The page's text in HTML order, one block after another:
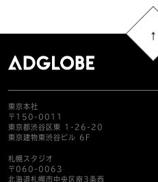
東京本社
〒150-0011
東京都渋谷区東 1-26-20
東京建物東渋谷ビル 6F
札幌スタジオ
〒060-0063
北海道札幌市中央区南3条西